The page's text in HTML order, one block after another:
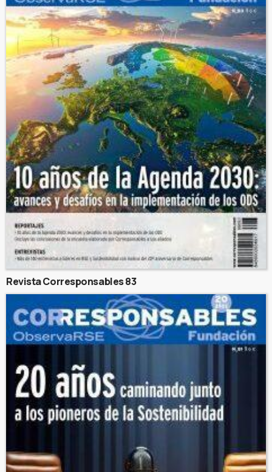
Revista Corresponsables 83